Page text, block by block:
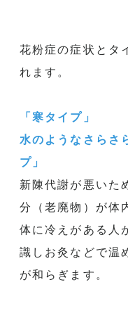
花粉症の症状とタ
れます。
「寒タイプ」
水のようなさらさ
プ」
新陳代謝が悪いた
分（老廃物） が体
体に冷えがある人
識しお灸などで温
が和らぎます。